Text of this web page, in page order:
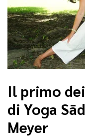
Il primo
di Yoga
Meyer